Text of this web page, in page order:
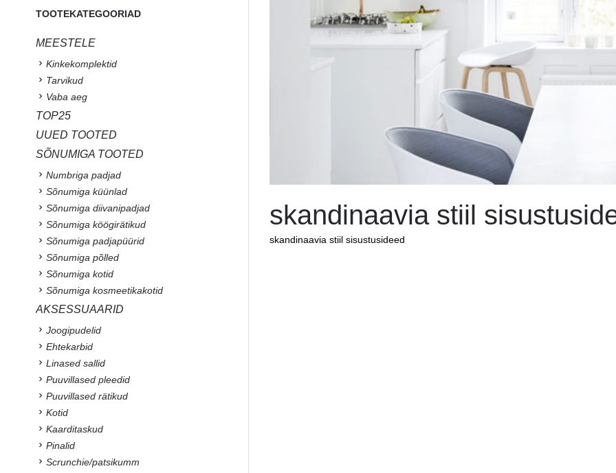
skandinaavia stiil
skandinaavia stiil sisustusideed
TOOTEKATEGOORIAD
MEESTELE
Kinkekomplektid
Tarvikud
Vaba aeg
TOP25
UUED TOOTED
SÕNUMIGA TOOTED
Numbriga padjad
Sõnumiga küünlad
Sõnumiga diivanipadjad
Sõnumiga köögirätikud
Sõnumiga padjapüürid
Sõnumiga põlled
Sõnumiga kotid
Sõnumiga kosmeetikakotid
AKSESSUAARID
Joogipudelid
Ehtekarbid
Linased sallid
Puuvillased pleedid
Puuvillased rätikud
Kotid
Kaarditaskud
Pinalid
Scrunchie/patsikumm